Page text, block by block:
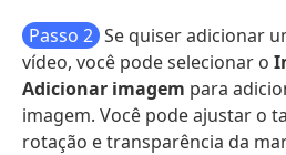
Passo 2 Se quiser adicionar
vídeo, você pode selecionar o
Adicionar imagem para
imagem. Você pode ajustar o
rotação e transparência da